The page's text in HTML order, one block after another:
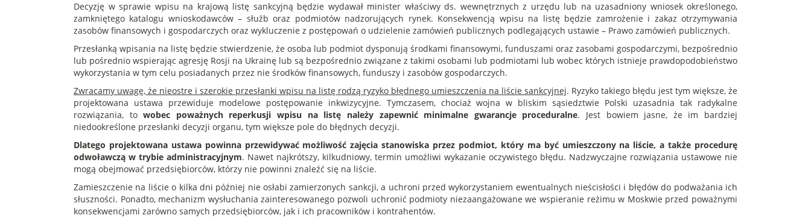
Decyzję w sprawie wpisu na krajową listę sankcyjną będzie wydawał minister właściwy ds. wewnętrznych z urzędu lub na uzasadniony wniosek określonego,
zamkniętego katalogu wnioskodawców – służb oraz podmiotów nadzorujących rynek. Konsekwencją wpisu na listę będzie zamrożenie i zakaz otrzymywania
zasobów finansowych i gospodarczych oraz wykluczenie z postępowań o udzielenie zamówień publicznych podlegających ustawie – Prawo zamówień publicznych.
Przesłanką wpisania na listę będzie stwierdzenie, że osoba lub podmiot dysponują środkami finansowymi, funduszami oraz zasobami gospodarczymi, bezpośrednio
lub pośrednio wspierając agresję Rosji na Ukrainę lub są bezpośrednio związane z takimi osobami lub podmiotami lub wobec których istnieje prawdopodobieństwo
wykorzystania w tym celu posiadanych przez nie środków finansowych, funduszy i zasobów gospodarczych.
Zwracamy uwagę, że nieostre i szerokie przesłanki wpisu na listę rodzą ryzyko błędnego umieszczenia na liście sankcyjnej. Ryzyko takiego błędu jest tym większe, że
projektowana ustawa przewiduje modelowe postępowanie inkwizycyjne. Tymczasem, chociaż wojna w bliskim sąsiedztwie Polski uzasadnia tak radykalne
rozwiązania, towobec poważnych reperkusji wpisu na listę należy zapewnić minimalne gwarancje proceduralne. Jest bowiem jasne, że im bardziej
niedookreślone przesłanki decyzji organu, tym większe pole do błędnych decyzji.
Dlatego projektowana ustawa powinna przewidywać możliwość zajęcia stanowiska przez podmiot, który ma być umieszczony na liście, a także procedurę
odwoławczą w trybie administracyjnym. Nawet najkrótszy, kilkudniowy, termin umożliwi wykazanie oczywistego błędu. Nadzwyczajne rozwiązania ustawowe nie
mogą obejmować przedsiębiorców, którzy nie powinni znaleźć się na liście.
Zamieszczenie na liście o kilka dni później nie osłabi zamierzonych sankcji, a uchroni przed wykorzystaniem ewentualnych nieścisłości i błędów do podważania ich
słuszności. Ponadto, mechanizm wysłuchania zainteresowanego pozwoli uchronić podmioty niezaangażowane we wspieranie reżimu w Moskwie przed poważnymi
konsekwencjami zarówno samych przedsiębiorców, jak i ich pracowników i kontrahentów.